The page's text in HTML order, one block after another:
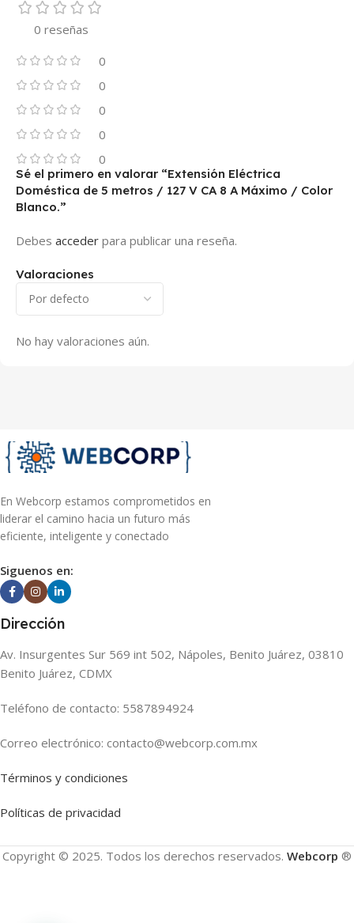
0 reseñas
0
0
0
0
0
Valoraciones
No hay valoraciones aún.
Sé el primero en valorar “Extensión Eléctrica
Doméstica de 5 metros / 127 V CA 8 A Máximo / Color
Blanco.”
Debes acceder para publicar una reseña.
En Webcorp estamos comprometidos en
liderar el camino hacia un futuro más
eficiente, inteligente y conectado
Siguenos en:
Dirección
Av. Insurgentes Sur 569 int 502, Nápoles, Benito Juárez, 03810
Benito Juárez, CDMX
Teléfono de contacto: 5587894924
Correo electrónico: contacto@webcorp.com.mx
Términos y condiciones
Políticas de privacidad
Copyright © 2025. Todos los derechos reservados. Webcorp ®